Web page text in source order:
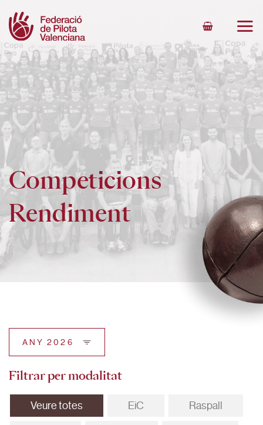
content
Competicions
Rendiment
Filtrar per modalitat
Veure totes EiC Raspall
ANY 2026